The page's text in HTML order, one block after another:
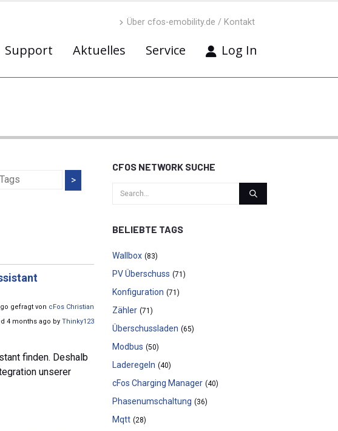
Über cfos-emobility.de / Kontakt
Support Aktuelles Service Log In
>
gefragt von cFos Christian
4 months ago by Thinky123
finden. Deshalb
unserer
CFOS NETWORK SUCHE
BELIEBTE TAGS
Wallbox (83)
PV Überschuss (71)
Konfiguration (71)
Zähler (71)
Überschussladen (65)
Modbus (50)
Laderegeln (40)
cFos Charging Manager (40)
Phasenumschaltung (36)
Mqtt (28)